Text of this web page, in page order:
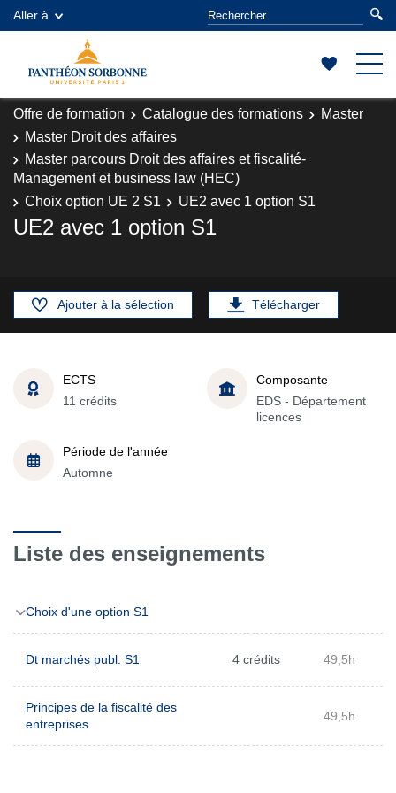
Aller à
Offre de formation Catalogue des formations
Master
Master Droit des affaires
Master parcours Droit des affaires et fiscalité-
Management et business law (HEC)
Choix option UE 2 S1
UE2 avec 1 option S1
UE2 avec 1 option S1
Ajouter à la sélection Télécharger
ECTS
11 crédits
Composante
EDS - Département
licences
Période de l'année
Automne
Liste des enseignements
Choix d'une option S1
Dt marchés publ. S1 4 crédits 49,5h
Principes de la fiscalité des
entreprises
49,5h